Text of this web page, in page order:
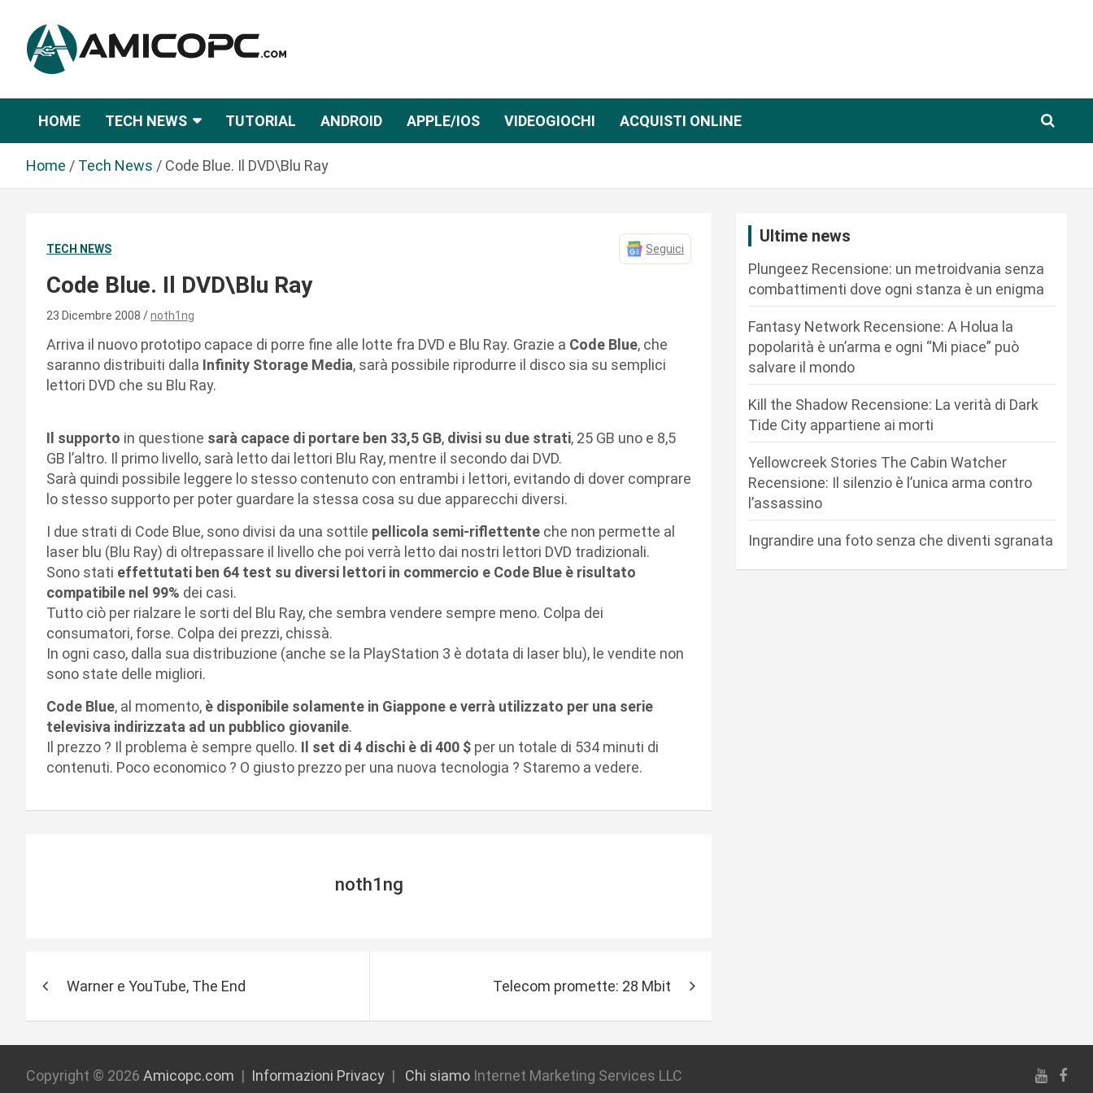
n
Amicopc.com
HOME TECH NEWS TUTORIAL ANDROID APPLE/IOS VIDEOGIOCHI ACQUISTI ONLINE
Home Tech News Code Blue. Il DVD\Blu Ray
TECH NEWS Seguici
Code Blue. Il DVD\Blu Ray
23 Dicembre 2008 noth1ng
Arriva il nuovo prototipo capace di porre fine alle lotte fra DVD e Blu Ray. Grazie a Code Blue, che
saranno distribuiti dalla Infinity Storage Media, sarà possibile riprodurre il disco sia su semplici
lettori DVD che su Blu Ray.
Il supporto in questione sarà capace di portare ben 33,5 GB, divisi su due strati, 25 GB uno e 8,5
GB l’altro. Il primo livello, sarà letto dai lettori Blu Ray, mentre il secondo dai DVD.
Sarà quindi possibile leggere lo stesso contenuto con entrambi i lettori, evitando di dover comprare
lo stesso supporto per poter guardare la stessa cosa su due apparecchi diversi.
I due strati di Code Blue, sono divisi da una sottile pellicola semi-riflettente che non permette al
laser blu (Blu Ray) di oltrepassare il livello che poi verrà letto dai nostri lettori DVD tradizionali.
Sono stati effettutati ben 64 test su diversi lettori in commercio e Code Blue è risultato
compatibile nel 99% dei casi.
Tutto ciò per rialzare le sorti del Blu Ray, che sembra vendere sempre meno. Colpa dei
consumatori, forse. Colpa dei prezzi, chissà.
In ogni caso, dalla sua distribuzione (anche se la PlayStation 3 è dotata di laser blu), le vendite non
sono state delle migliori.
Code Blue, al momento, è disponibile solamente in Giappone e verrà utilizzato per una serie
televisiva indirizzata ad un pubblico giovanile.
Il prezzo ? Il problema è sempre quello. Il set di 4 dischi è di 400 $ per un totale di 534 minuti di
contenuti. Poco economico ? O giusto prezzo per una nuova tecnologia ? Staremo a vedere.
noth1ng
i
Warner e YouTube, The End Telecom promette: 28 Mbit
Ultime news
Plungeez Recensione: un metroidvania senza
combattimenti dove ogni stanza è un enigma
Fantasy Network Recensione: A Holua la
popolarità è un’arma e ogni “Mi piace” può
salvare il mondo
Kill the Shadow Recensione: La verità di Dark
Tide City appartiene ai morti
Yellowcreek Stories The Cabin Watcher
Recensione: Il silenzio è l’unica arma contro
l’assassino
Ingrandire una foto senza che diventi sgranata
Copyright © 2026 Amicopc.com Informazioni Privacy Chi siamo Internet Marketing Services LLC